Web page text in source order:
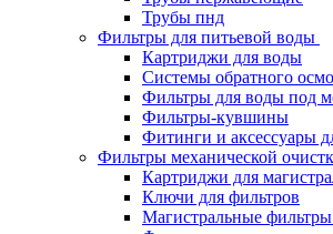
Трубы пнд
Фильтры для питьевой воды
Картриджи для воды
Системы обратного
Фильтры для воды под
Фильтры-кувшины
Фитинги и аксессуары
Фильтры механической
Картриджи для
Ключи для фильтров
Магистральные